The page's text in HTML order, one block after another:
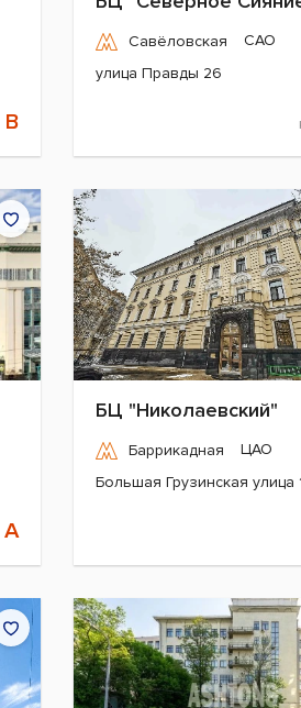
B
Савёловская
САО
улица Правды 26
A
БЦ "Николаевский"
Баррикадная
ЦАО
Большая Грузинская улица